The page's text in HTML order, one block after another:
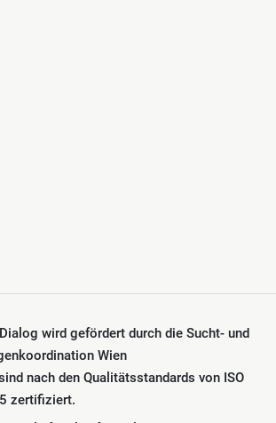
3
wird gefördert durch die Sucht- und
Wien
nach den Qualitätsstandards von ISO
zertifiziert.